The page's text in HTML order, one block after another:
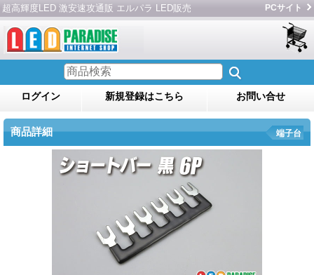
超高輝度LED 激安速攻通販 エルパラ LED販売 PCサイト
ログイン 新規登録はこちら お問い合せ
商品詳細 端子台